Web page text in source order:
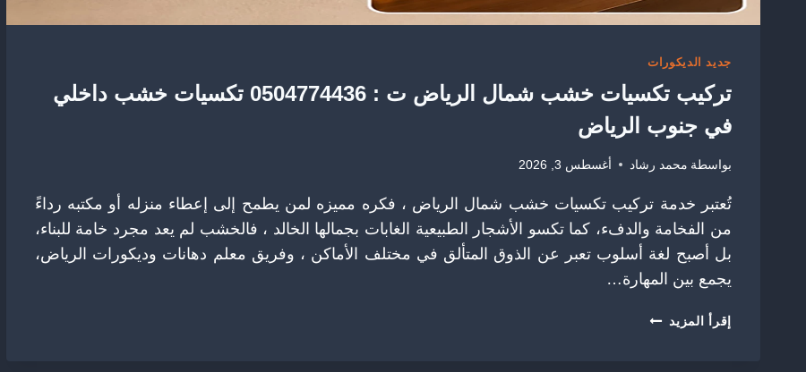
جديد الديكورات
تركيب تكسيات خشب شمال الرياض ت : 0504774436 تكسيات خشب داخلي
في جنوب الرياض
بواسطة محمد رشاد أغسطس 3, 2026
تُعتبر خدمة تركيب تكسيات خشب شمال الرياض ، فكره مميزه لمن يطمح إلى إعطاء منزله أو مكتبه رداءً
من الفخامة والدفء، كما تكسو الأشجار الطبيعية الغابات بجمالها الخالد ، فالخشب لم يعد مجرد خامة للبناء،
بل أصبح لغة أسلوب تعبر عن الذوق المتألق في مختلف الأماكن ، وفريق معلم دهانات وديكورات الرياض،
يجمع بين المهارة…
إقرأ المزيد تركيب